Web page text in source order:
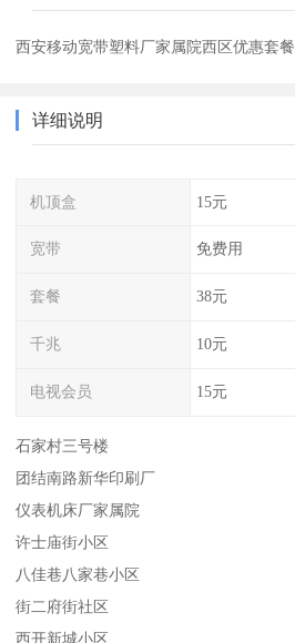
西安移动宽带塑料厂家属院西区优惠套餐
详细说明
机顶盒 15元
宽带 免费用
套餐 38元
千兆 10元
电视会员 15元
石家村三号楼
团结南路新华印刷厂
仪表机床厂家属院
许士庙街小区
八佳巷八家巷小区
街二府街社区
西开新城小区